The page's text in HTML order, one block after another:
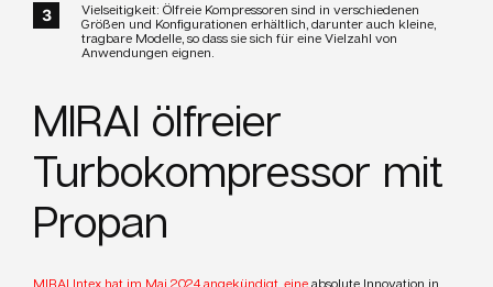
Vielseitigkeit: Ölfreie Kompressoren sind in verschiedenen
Größen und Konfigurationen erhältlich, darunter auch kleine,
tragbare Modelle, so dass sie sich für eine Vielzahl von
Anwendungen eignen.
MIRAI ölfreier
Turbokompressor mit
Propan
MIRAI Intex hat im Mai 2024 angekündigt, eine absolute Innovation in